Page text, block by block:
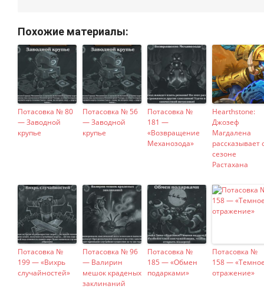
Похожие материалы:
Потасовка № 80
— Заводной
крупье
Потасовка № 56
— Заводной
крупье
Потасовка №
181 —
«Возвращение
Механозода»
Hearthstone:
Джозеф
Магдалена
рассказывает
сезоне
Растахана
Потасовка №
199 — «Вихрь
случайностей»
Потасовка № 96
— Валирин
мешок краденых
заклинаний
Потасовка №
185 — «Обмен
подарками»
Потасовка №
158 —
отражение»